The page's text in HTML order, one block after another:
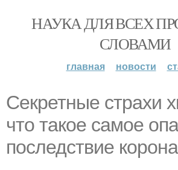
НАУКА ДЛЯ ВСЕХ
СЛОВАМИ
главная новости
Секретные страхи
что такое самое
последствие